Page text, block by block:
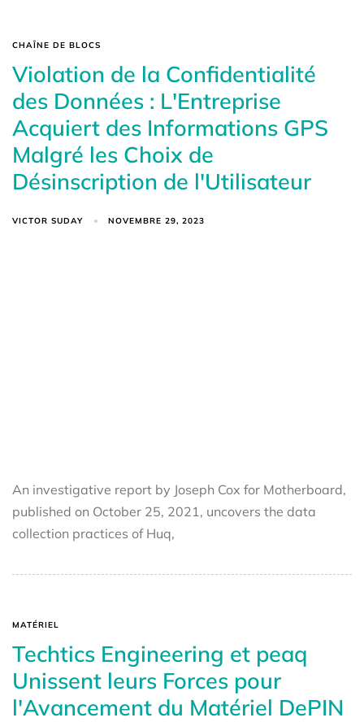
CHAÎNE DE BLOCS
Violation de la Confidentialité
des Données : L'Entreprise
Acquiert des Informations GPS
Malgré les Choix de
Désinscription de l'Utilisateur
VICTOR SUDAY NOVEMBRE 29, 2023
An investigative report by Joseph Cox for Motherboard,
published on October 25, 2021, uncovers the data
collection practices of Huq,
MATÉRIEL
Techtics Engineering et peaq
Unissent leurs Forces pour
l'Avancement du Matériel DePIN